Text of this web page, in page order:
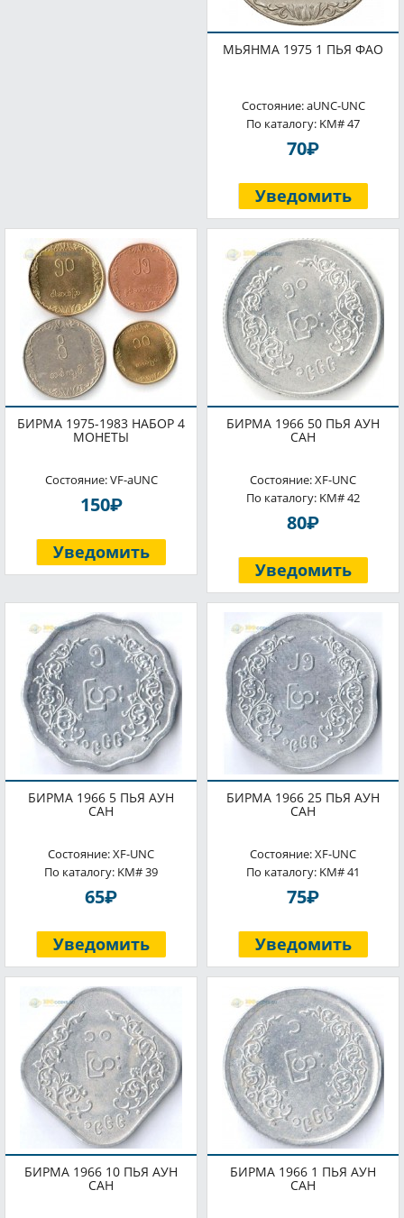
МЬЯНМА 1975 1 ПЬЯ ФАО
Состояние: aUNC-UNC
По каталогу: KM# 47
70P
Уведомить
БИРМА 1975-1983 НАБОР 4
МОНЕТЫ
Состояние: VF-aUNC
150P
Уведомить
БИРМА 1966 50 ПЬЯ АУН
САН
Состояние: XF-UNC
По каталогу: KM# 42
80P
Уведомить
БИРМА 1966 5 ПЬЯ АУН
САН
Состояние: XF-UNC
По каталогу: KM# 39
65P
Уведомить
БИРМА 1966 25 ПЬЯ АУН
САН
Состояние: XF-UNC
По каталогу: KM# 41
75P
Уведомить
БИРМА 1966 10 ПЬЯ АУН
САН
БИРМА 1966 1 ПЬЯ АУН
САН